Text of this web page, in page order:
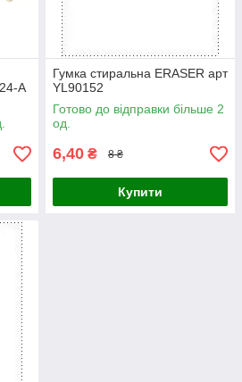
A
Гумка стиральна ERASER арт
YL90152
Готово до відправки більше 2
од.
6,40 ₴ 8 ₴
Купити